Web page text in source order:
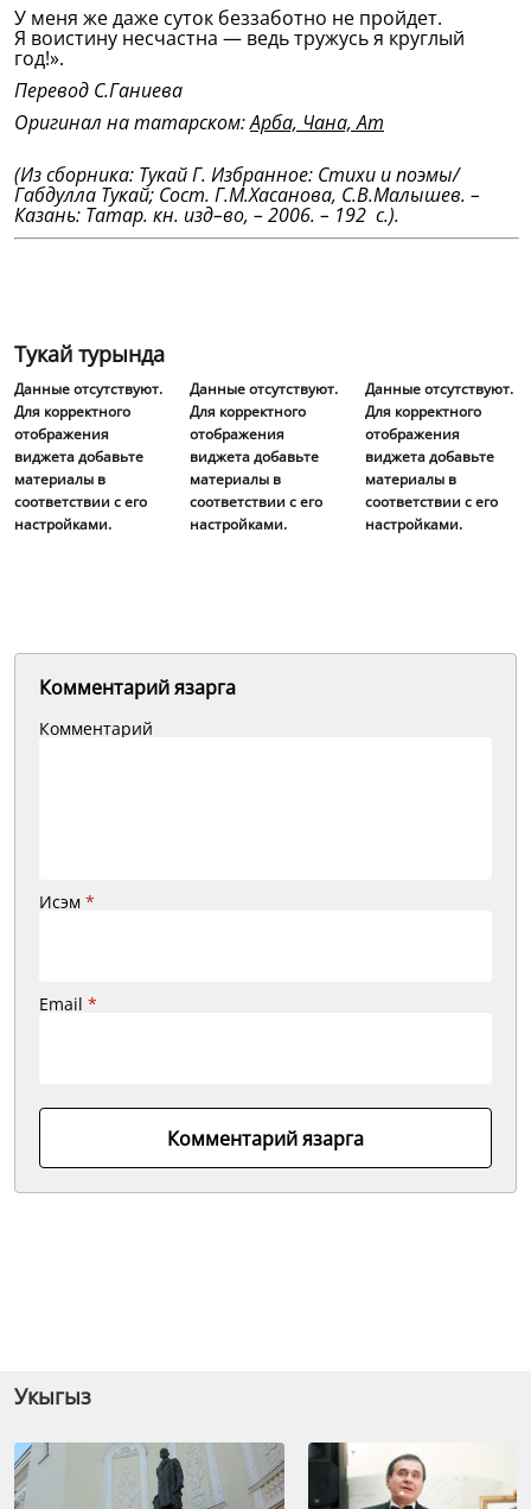
У меня же даже суток беззаботно не пройдет.
Я воистину несчастна — ведь тружусь я круглый
год!».
Перевод С.Ганиева
Оригинал на татарском:Арба, Чана, Ат
(Из сборника: Тукай Г. Избранное: Стихи и поэмы/
Габдулла Тукай; Сост. Г.М.Хасанова, С.В.Малышев. –
Казань: Татар. кн. изд–во, – 2006. – 192 с.).
Тукай турында
Данные отсутствуют.
Для корректного
отображения
виджета добавьте
материалы в
соответствии с его
настройками.
Данные отсутствуют.
Для корректного
отображения
виджета добавьте
материалы в
соответствии с его
настройками.
Данные отсутствуют.
Для корректного
отображения
виджета добавьте
материалы в
соответствии с его
настройками.
Комментарий язарга
Комментарий
Исэм *
Email *
Комментарий язарга
Укыгыз